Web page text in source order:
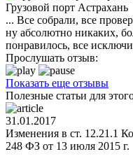
Грузовой порт Астрахань
... Все собрали, все
ну абсолютно никаких,
понравилось, все
Прослушать отзыв:
Показать еще отзывы
Полезные статьи для
31.01.2017
Изменения в ст. 12.21.1
248 ФЗ от 13 июля 2015 г.